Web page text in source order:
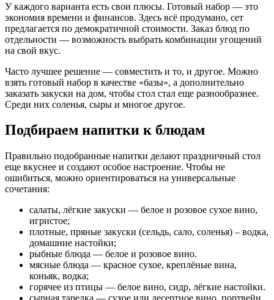
У каждого варианта есть свои плюсы. Готовый набор — это
экономия времени и финансов. Здесь всё продумано, сет
предлагается по демократичной стоимости. Заказ блюд по
отдельности — возможность выбрать комбинации угощений
на свой вкус.
Часто лучшее решение — совместить и то, и другое. Можно
взять готовый набор в качестве «базы», а дополнительно
заказать закуски на дом, чтобы стол стал еще разнообразнее.
Среди них соленья, сыры и многое другое.
Подбираем напитки к блюдам
Правильно подобранные напитки делают праздничный стол
еще вкуснее и создают особое настроение. Чтобы не
ошибиться, можно ориентироваться на универсальные
сочетания:
салаты, лёгкие закуски — белое и розовое сухое вино,
игристое;
плотные, пряные закуски (сельдь, сало, соленья) – водка,
домашние настойки;
рыбные блюда — белое и розовое вино.
мясные блюда — красное сухое, креплёные вина,
коньяк, водка;
горячее из птицы — белое вино, сидр, лёгкие настойки.